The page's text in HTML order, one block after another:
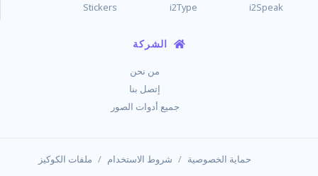
i2Speak
i2Type
Stickers
الشركة
من نحن
إتصل بنا
جميع أدوات الصور
حماية الخصوصية / شروط الاستخدام / ملفات الكوكيز